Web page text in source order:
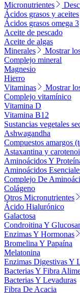
Micronutrientes
Ácidos grasos y aceites
Ácidos grasos omega 3
Aceite de pescado
Aceite de algas
Minerales
Mostrar
Complejo mineral
Magnesio
Hierro
Vitaminas
Mostrar
Complejo vitamínico
Vitamina D
Vitamina B12
Sustancias vegetales
Ashwagandha
Compuestos amargos
Astaxantina y
Aminoácidos Y
Aminoácidos
Complejo De
Colágeno
Otros Micronutrientes
Ácido Hialurónico
Galactosa
Condroitina Y
Enzimas Y Hormonas
Bromelina Y Papaína
Melatonina
Enzimas Digestivas Y
Bacterias Y Fibra
Bacterias Y Levaduras
Fibra De Acacia